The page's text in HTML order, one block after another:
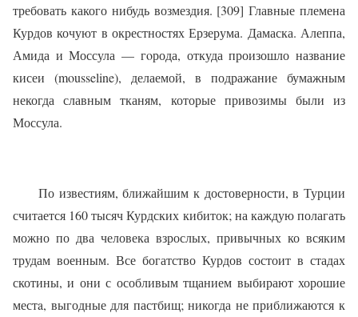
требовать какого нибудь возмездия. [309] Главные племена
Курдов кочуют в окрестностях Ерзерума. Дамаска. Алеппа,
Амида и Моссула — гoрода, откуда произошло название
кисеи (mousseline), делаемой, в подражание бумажным
некогда славным тканям, которые привозимы были из
Моссула.
По известиям, ближайшим к достоверности, в Турции
считается 160 тысяч Курдских кибиток; на каждую полагать
можно по два человека взрослых, привычных ко всяким
трудам военным. Все богатство Курдов состоит в стадах
скотины, и они с особливым тщанием выбирают хорошие
местa, выгодные для пастбищ; никогда не приближаются к